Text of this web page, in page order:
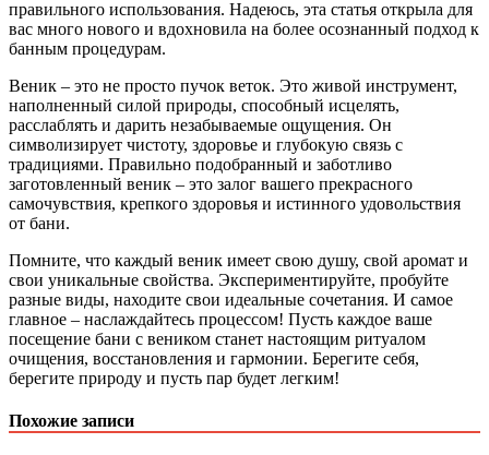
правильного использования. Надеюсь, эта статья открыла для
вас много нового и вдохновила на более осознанный подход к
банным процедурам.
Веник – это не просто пучок веток. Это живой инструмент,
наполненный силой природы, способный исцелять,
расслаблять и дарить незабываемые ощущения. Он
символизирует чистоту, здоровье и глубокую связь с
традициями. Правильно подобранный и заботливо
заготовленный веник – это залог вашего прекрасного
самочувствия, крепкого здоровья и истинного удовольствия
от бани.
Помните, что каждый веник имеет свою душу, свой аромат и
свои уникальные свойства. Экспериментируйте, пробуйте
разные виды, находите свои идеальные сочетания. И самое
главное – наслаждайтесь процессом! Пусть каждое ваше
посещение бани с веником станет настоящим ритуалом
очищения, восстановления и гармонии. Берегите себя,
берегите природу и пусть пар будет легким!
Похожие записи